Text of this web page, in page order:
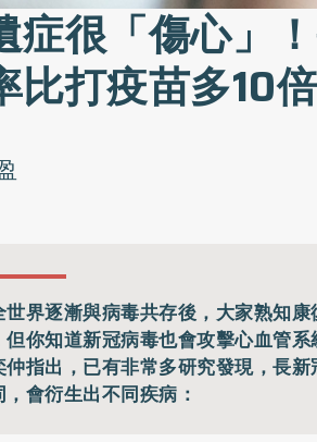
症很「傷心」
比打疫苗多10
世界逐漸與病毒共存後，大家熟知
但你知道新冠病毒也會攻擊心血管
仲指出，已有非常多研究發現，長
會衍生出不同疾病：